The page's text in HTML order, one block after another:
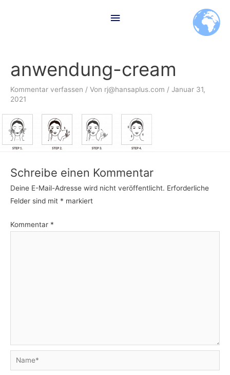
anwendung-cream
Kommentar verfassen / Von rj@hansaplus.com / Januar 31,
2021
Schreibe einen Kommentar
Deine E-Mail-Adresse wird nicht veröffentlicht. Erforderliche
Felder sind mit * markiert
Kommentar *
Name*